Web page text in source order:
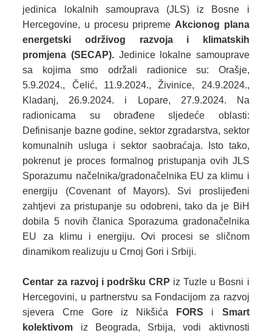
jedinica lokalnih samouprava (JLS) iz Bosne i
Hercegovine, u procesu pripreme Akcionog plana
energetski održivog razvoja i klimatskih
promjena (SECAP). Jedinice lokalne samouprave
sa kojima smo održali radionice su: Orašje,
5.9.2024., Čelić, 11.9.2024., Živinice, 24.9.2024.,
Kladanj, 26.9.2024. i Lopare, 27.9.2024. Na
radionicama su obrađene sljedeće oblasti:
Definisanje bazne godine, sektor zgradarstva, sektor
komunalnih usluga i sektor saobraćaja. Isto tako,
pokrenut je proces formalnog pristupanja ovih JLS
Sporazumu načelnika/gradonačelnika EU za klimu i
energiju (Covenant of Mayors). Svi proslijeđeni
zahtjevi za pristupanje su odobreni, tako da je BiH
dobila 5 novih članica Sporazuma gradonačelnika
EU za klimu i energiju. Ovi procesi se sličnom
dinamikom realizuju u Crnoj Gori i Srbiji.
Centar za razvoj i podršku CRP iz Tuzle u Bosni i
Hercegovini, u partnerstvu sa Fondacijom za razvoj
sjevera Crne Gore iz Nikšića
FORS i Smart
kolektivom iz Beograda, Srbija, vodi aktivnosti